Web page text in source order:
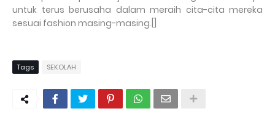
untuk terus berusaha dalam meraih cita-cita mereka
sesuai fashion masing-masing.[]
Tags SEKOLAH